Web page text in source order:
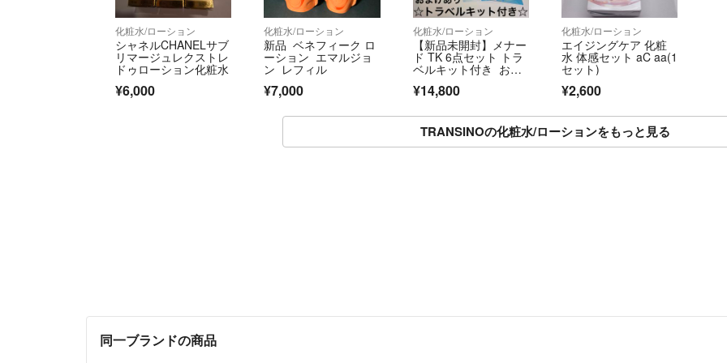
プロフィール必読
に同意して頂いた
プロフィール文
化粧水/ローション
シャネルCHANELサブ
リマージュレクストレ
ドゥローション化粧水
¥6,000
化粧水/ローション
新品 ベネフィーク ロ
ーション エマルジョ
ン レフィル
¥7,000
化粧水/ローション
【新品未開封】メナー
ド TK 6点セット トラ
ベルキット付き おま
けあり リニューア
ル 新発売
¥14,800
化粧水/ローション
エイジングケア 化粧
水 体感セット aC aa(1
セット)
¥2,600
TRANSINOの化粧水/ローションをもっと見る
同一ブランドの商品